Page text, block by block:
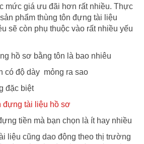
mức giá ưu đãi hơn rất nhiều. Thực
phẩm thùng tôn đựng tài liệu
sẽ còn phụ thuộc vào rất nhiều yếu
hồ sơ bằng tôn là bao nhiêu
có độ dày mỏng ra sao
đặc biệt
đựng tài liệu hồ sơ
tiền mà bạn chọn là ít hay nhiều
liệu cũng dao động theo thị trường